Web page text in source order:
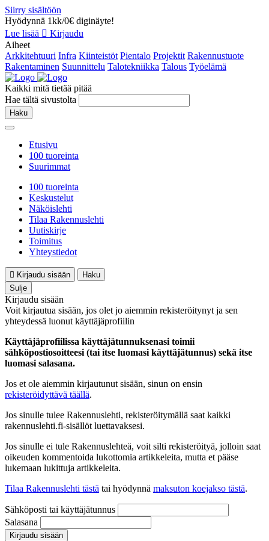
Siirry sisältöön
Hyödynnä 1kk/0€ diginäyte!
Lue lisää
Kirjaudu
Aiheet
Arkkitehtuuri Infra Kiinteistöt Pientalo Projektit Rakennustuote
Rakentaminen Suunnittelu Talotekniikka Talous Työelämä
Kaikki mitä tietää pitää
Hae tältä sivustolta
Haku
Etusivu
100 tuoreinta
Suurimmat
100 tuoreinta
Keskustelut
Näköislehti
Tilaa Rakennuslehti
Uutiskirje
Toimitus
Yhteystiedot
Kirjaudu sisään
Haku
Sulje
Kirjaudu sisään
Voit kirjautua sisään, jos olet jo aiemmin rekisteröitynyt ja sen
yhteydessä luonut käyttäjäprofiilin
Käyttäjäprofiilissa käyttäjätunnuksenasi toimii
sähköpostiosoitteesi (tai itse luomasi käyttäjätunnus) sekä itse
luomasi salasana.
Jos et ole aiemmin kirjautunut sisään, sinun on ensin
rekisteröidyttävä täällä.
Jos sinulle tulee Rakennuslehti, rekisteröitymällä saat kaikki
rakennuslehti.fi-sisällöt luettavaksesi.
Jos sinulle ei tule Rakennuslehteä, voit silti rekisteröityä, jolloin saat
oikeuden kommentoida lukottomia artikkeleita, mutta et pääse
lukemaan lukittuja artikkeleita.
Tilaa Rakennuslehti tästä tai hyödynnä maksuton koejakso tästä.
Sähköposti tai käyttäjätunnus
Salasana
Kirjaudu sisään